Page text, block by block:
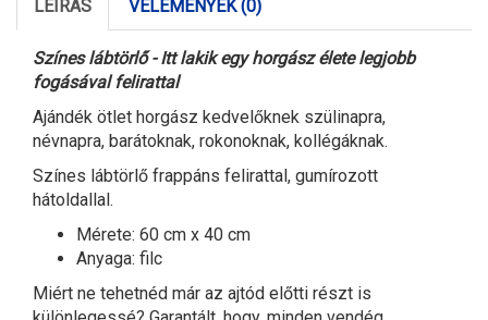
LEÍRÁS VÉLEMÉNYEK (0)
Színes lábtörlő-Itt lakik egy horgász élete legjobb
fogásával felirattal
Ajándék ötlet horgász kedvelőknek szülinapra,
névnapra, barátoknak, rokonoknak, kollégáknak.
Színes lábtörlő frappáns felirattal, gumírozott
hátoldallal.
Mérete: 60 cm x 40 cm
Anyaga: filc
Miért ne tehetnéd már az ajtód előtti részt is